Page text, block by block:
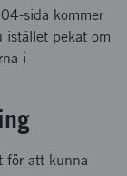
sida kommer
istället pekat om
i
för att kunna